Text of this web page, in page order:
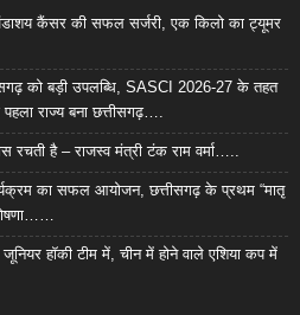
अंडाशय कैंसर की सफल सर्जरी, एक किलो का ट्यूमर
को बड़ी उपलब्धि, SASCI 2026-27 के तहत
राज्य बना छत्तीसगढ़….
रचती है – राजस्व मंत्री टंक राम वर्मा…..
का सफल आयोजन, छत्तीसगढ़ के प्रथम “मातृ
जूनियर हॉकी टीम में, चीन में होने वाले एशिया कप में